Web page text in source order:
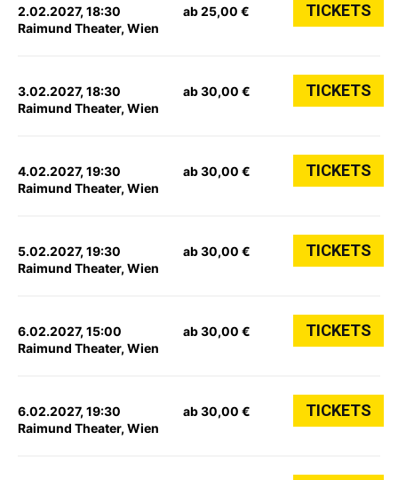
2.02.2027, 18:30
Raimund Theater, Wien
ab 25,00 € TICKETS
3.02.2027, 18:30
Raimund Theater, Wien
ab 30,00 € TICKETS
4.02.2027, 19:30
Raimund Theater, Wien
ab 30,00 € TICKETS
5.02.2027, 19:30
Raimund Theater, Wien
ab 30,00 € TICKETS
6.02.2027, 15:00
Raimund Theater, Wien
ab 30,00 € TICKETS
6.02.2027, 19:30
Raimund Theater, Wien
ab 30,00 € TICKETS